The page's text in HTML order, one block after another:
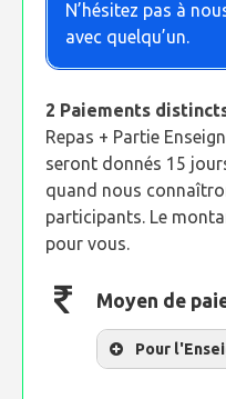
N’hésitez pas à
avec quelqu’un.
2 Paiements
Repas + Partie
seront donnés 15
quand nous
participants. Le
pour vous.
Moyen de
Pour